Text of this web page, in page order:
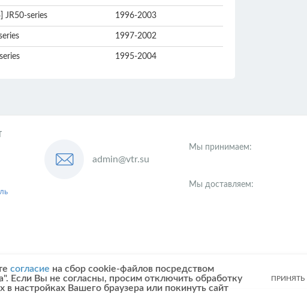
JR50-series 1996-2003
1997-2002
1995-2004
admin@vtr.su
Мы принимаем:
Мы доставляем:
согласие на сбор cookie-файлов посредством
Если Вы не согласны, просим отключить обработку
настройках Вашего браузера или покинуть сайт
ПРИНЯТЬ